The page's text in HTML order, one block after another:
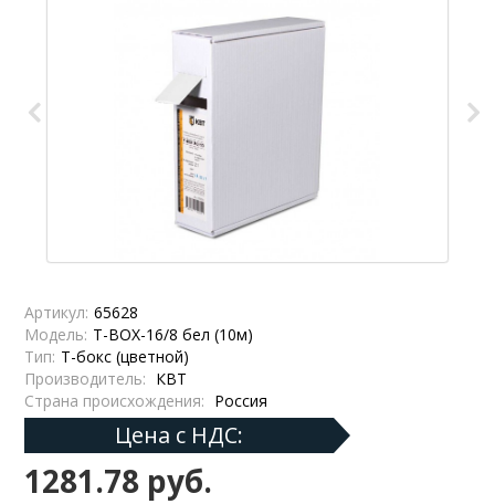
Артикул: 65628
Модель: Т-BOX-16/8 бел (10м)
Тип: Т-бокс (цветной)
Производитель: КВТ
Страна происхождения: Россия
Цена с НДС:
1281.78 руб.